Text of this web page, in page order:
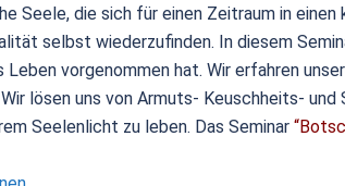
Seele, die sich für einen Zeitraum in einen
selbst wiederzufinden. In diesem
vorgenommen hat. Wir erfahren
lösen uns von Armuts- Keuschheits-
Seelenlicht zu leben. Das Seminar